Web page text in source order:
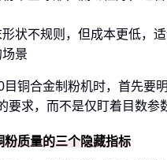
状不规则，但成本更低，
景
目铜合金制粉机时，首先要
要求，而不是仅盯着目数参
粉质量的三个隐藏指标